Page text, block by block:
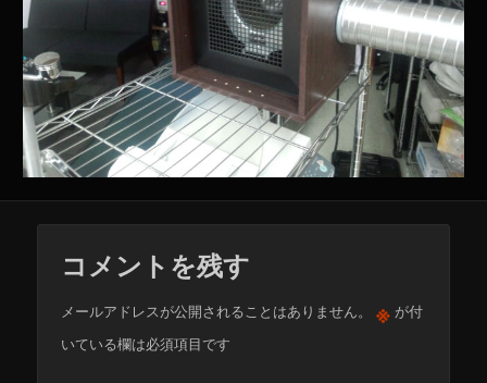
コメントを残す
メールアドレスが公開されることはありません。 ※ が付
いている欄は必須項目です